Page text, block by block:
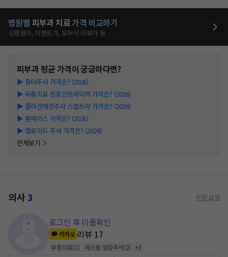
병원별 피부과 치료가격 비교하기
심평원가, 이벤트가, 모두닥 리뷰가 등
피부과평균 가격이 궁금하다면?
▶ 흉터주사 가격은? (2026)
▶ 무좀치료 핀포인트레이저 가격은? (2026)
▶ 콜라겐재생주사 스컬트라 가격은? (2026)
▶ 튠페이스 가격은? (2026)
▶ 켈로이드 주사 가격은? (2026)
전체보기
의사3 수정 요청
로그인 후 이름확인
카카오 리뷰 17
무좀치료(2) 여드름 염증주사(2) +3